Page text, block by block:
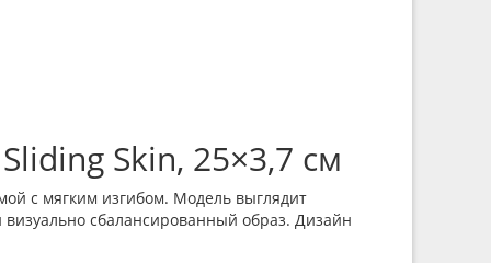
Skin, 25×3,7 см
с мягким изгибом. Модель выглядит
сбалансированный образ. Дизайн